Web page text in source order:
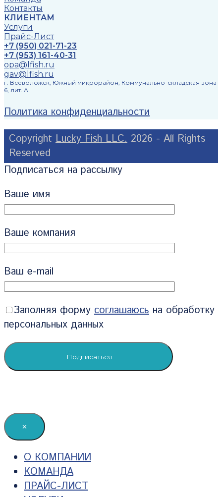
Контакты
КЛИЕНТАМ
Услуги
Прайс-Лист
+7 (950) 021-71-23
+7 (953) 161-40-31
opa@lfish.ru
gav@lfish.ru
г. Всеволожск, Южный микрорайон, Коммунально-складская зона
6, лит. А
Политика конфиденциальности
Copyright Lucky Fish LLC. 2026 - All Rights
Reserved
Подписаться на рассылку
Ваше имя
Ваше компания
Ваш e-mail
Заполняя форму соглашаюсь на обработку
персональных данных
✕
О КОМПАНИИ
КОМАНДА
ПРАЙС-ЛИСТ